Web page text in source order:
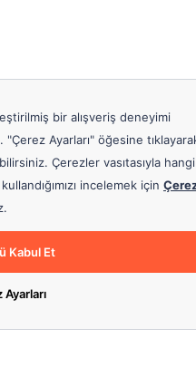
Bitki Çayları
Kağıt Havlular
Süt Tozu ve Kahve Kremaları